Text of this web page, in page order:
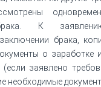
К
брака,
о заработке
(если заявлено
необходимые